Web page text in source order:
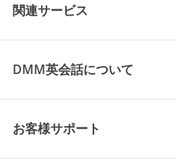
関連サービス
DMM英会話について
お客様サポート